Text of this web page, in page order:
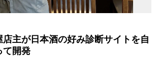
主が日本酒の好み診断サイトを自
開発